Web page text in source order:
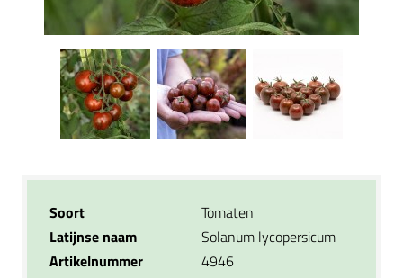
Soort
Tomaten
Latijnse naam
Solanum lycopersicum
Artikelnummer
4946